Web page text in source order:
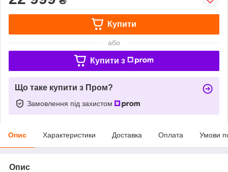
Купити
або
Купити з
Що таке купити з Пром?
Замовлення під захистом
Опис Характеристики Доставка Оплата Умови
Опис